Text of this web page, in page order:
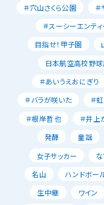
＃穴山さくら公園
＃
＃スーシーエンティ
目指せ！甲子園
日本航空高校野
＃あいうえおにぎり
＃バラが咲いた
＃
＃根岸哲也
＃井上
発酵
童謡
女子サッカー
名山
ハンドボー
生中継
ワイン